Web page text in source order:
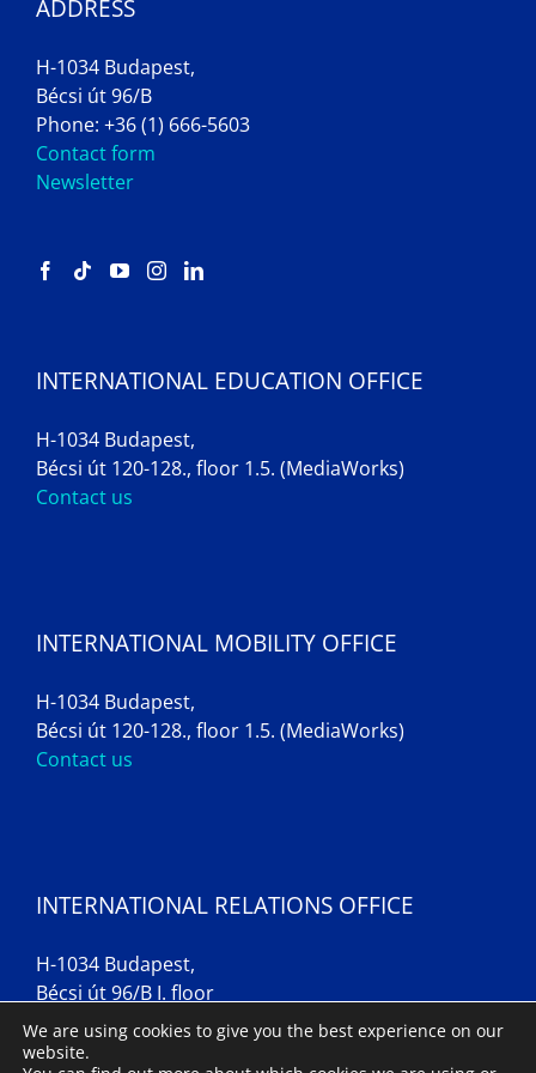
ADDRESS
H-1034 Budapest,
Bécsi út 96/B
Phone: +36 (1) 666-5603
Contact form
Newsletter
INTERNATIONAL EDUCATION OFFICE
H-1034 Budapest,
Bécsi út 120-128., floor 1.5. (MediaWorks)
Contact us
INTERNATIONAL MOBILITY OFFICE
H-1034 Budapest,
Bécsi út 120-128., floor 1.5. (MediaWorks)
Contact us
INTERNATIONAL RELATIONS OFFICE
H-1034 Budapest,
Bécsi út 96/B I. floor
Contact us
We are using cookies to give you the best experience on our
website.